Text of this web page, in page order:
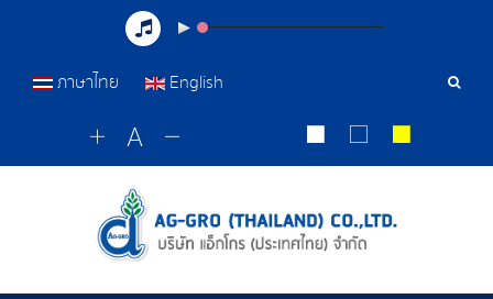
เครื่อ
ภาษาไทย English